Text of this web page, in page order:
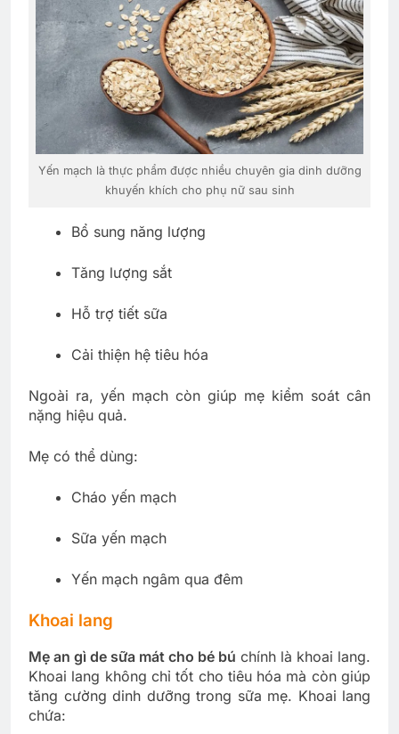
Yến mạch là thực phẩm được nhiều chuyên gia dinh dưỡng
khuyến khích cho phụ nữ sau sinh
Bổ sung năng lượng
Tăng lượng sắt
Hỗ trợ tiết sữa
Cải thiện hệ tiêu hóa
Ngoài ra, yến mạch còn giúp mẹ kiểm soát cân
nặng hiệu quả.
Mẹ có thể dùng:
Cháo yến mạch
Sữa yến mạch
Yến mạch ngâm qua đêm
Khoai lang
Mẹ an gì de sữa mát cho bé bú chính là khoai lang.
Khoai lang không chỉ tốt cho tiêu hóa mà còn giúp
tăng cường dinh dưỡng trong sữa mẹ. Khoai lang
chứa: